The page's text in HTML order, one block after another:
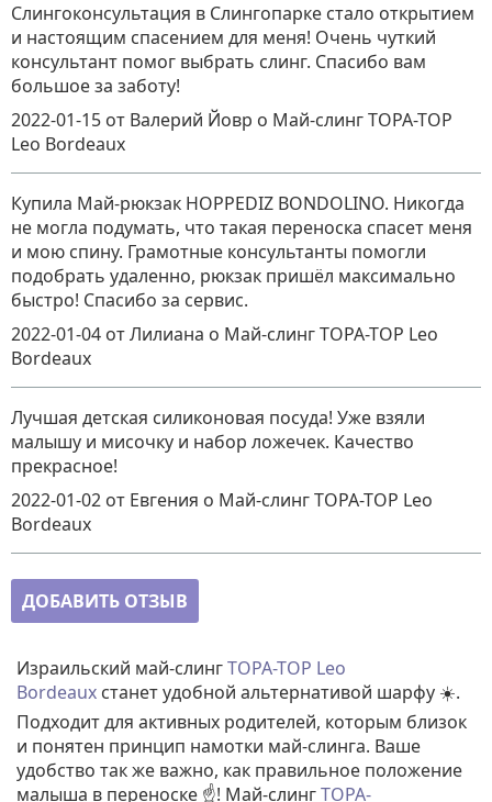
Слингоконсультация в Слингопарке стало открытием
и настоящим спасением для меня! Очень чуткий
консультант помог выбрать слинг. Спасибо вам
большое за заботу!
2022-01-15 от Валерий Йовр о Май-слинг TOPA-TOP
Leo Bordeaux
Купила Май-рюкзак HOPPEDIZ BONDOLINO. Никогда
не могла подумать, что такая переноска спасет меня
и мою спину. Грамотные консультанты помогли
подобрать удаленно, рюкзак пришёл максимально
быстро! Спасибо за сервис.
2022-01-04 от Лилиана о Май-слинг TOPA-TOP Leo
Bordeaux
Лучшая детская силиконовая посуда! Уже взяли
малышу и мисочку и набор ложечек. Качество
прекрасное!
2022-01-02 от Евгения о Май-слинг TOPA-TOP Leo
Bordeaux
ДОБАВИТЬ ОТЗЫВ
Израильский май-слингTOPA-TOP Leo
Bordeaux станет удобной альтернативой шарфу ☀️.
Подходит для активных родителей, которым близок
и понятен принцип намотки май-слинга. Ваше
удобство так же важно, как правильное положение
малыша в переноске ☝️! Май-слингTOPA-